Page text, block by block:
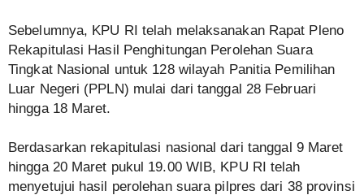
Sebelumnya, KPU RI telah melaksanakan Rapat Pleno
Rekapitulasi Hasil Penghitungan Perolehan Suara
Tingkat Nasional untuk 128 wilayah Panitia Pemilihan
Luar Negeri (PPLN) mulai dari tanggal 28 Februari
hingga 18 Maret.
Berdasarkan rekapitulasi nasional dari tanggal 9 Maret
hingga 20 Maret pukul 19.00 WIB, KPU RI telah
menyetujui hasil perolehan suara pilpres dari 38 provinsi